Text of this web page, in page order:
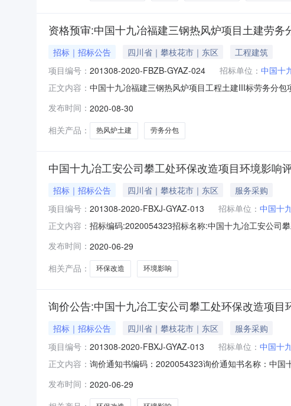
资格预审:中国十九冶福建三钢热风炉项目土建劳务
招标｜招标公告 四川省｜攀枝花市｜东区
工程建筑
项目编号： 201308-2020-FBZB-GYAZ-024 招标单位： 中国十
正文内容： 中国十九冶福建三钢热风炉项目工程土建III标劳务分
建罗源闽光钢铁有限责任公司厂区内；3.招标工程范
设等；
发布时间： 2020-08-30
相关产品：
热风炉土建 劳务分包
中国十九冶工安公司攀工处环保改造项目环境影响
招标｜招标公告 四川省｜攀枝花市｜东区
服务采购
项目编号： 201308-2020-FBXJ-GYAZ-013 招标单位： 中国十
正文内容： 招标编码:2020054323招标名称:中国十九冶工安公司
201308-2020-FBXJ-GYAZ-013二、项目名称：中国十
发布时间： 2020-06-29
相关产品：
环保改造 环境影响
询价公告:中国十九冶工安公司攀工处环保改造项目
招标｜招标公告 四川省｜攀枝花市｜东区
服务采购
项目编号： 201308-2020-FBXJ-GYAZ-013 招标单位： 中国十
正文内容： 询价通知书编码：2020054323询价通知书名称：中
价编号：201308-2020-FBXJ-GYAZ-013二、项目名称
发布时间： 2020-06-29